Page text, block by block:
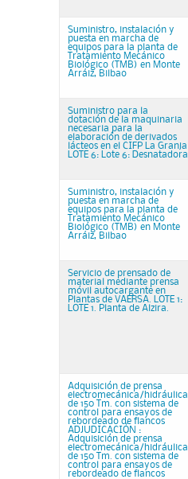
Suministro, instalación y
puesta en marcha de
equipos para la planta de
Tratamiento Mecánico
Biológico (TMB) en Monte
Arráiz, Bilbao
Suministro para la
dotación de la maquinaria
necesaria para la
elaboración de derivados
lácteos en el CIFP La Granja
LOTE 6: Lote 6: Desnatadora
Suministro, instalación y
puesta en marcha de
equipos para la planta de
Tratamiento Mecánico
Biológico (TMB) en Monte
Arráiz, Bilbao
Servicio de prensado de
material mediante prensa
móvil autocargante en
Plantas de VAERSA. LOTE 1:
LOTE 1. Planta de Alzira.
Adquisición de prensa
electromecánica/hidráulica
de 150 Tm. con sistema de
control para ensayos de
rebordeado de flancos
ADJUDICACIÓN :
Adquisición de prensa
electromecánica/hidráulica
de 150 Tm. con sistema de
control para ensayos de
rebordeado de flancos